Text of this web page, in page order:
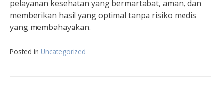
pelayanan kesehatan yang bermartabat, aman, dan
memberikan hasil yang optimal tanpa risiko medis
yang membahayakan.
Posted in Uncategorized